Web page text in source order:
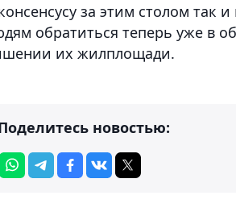
за этим столом так
обратиться теперь уже в
их жилплощади.
новостью: